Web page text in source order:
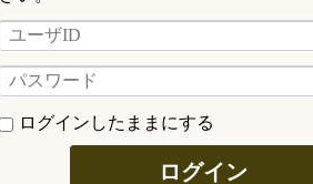
ログインしたままにする